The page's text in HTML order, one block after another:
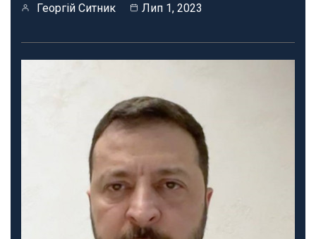
Георгій Ситник Лип 1, 2023